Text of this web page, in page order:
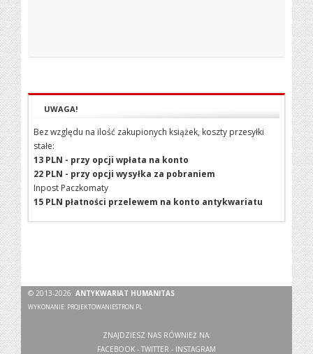
UWAGA!
Bez względu na ilość zakupionych książek, koszty przesyłki
stałe:
13 PLN - przy opcji wpłata na konto
22 PLN - przy opcji wysyłka za pobraniem
Inpost Paczkomaty
15 PLN płatności przelewem na konto antykwariatu
© 2013-2026ANTYKWARIAT HUMANITAS
WYKONANIE: PROJEKTOWANIESTRON.PL
ZNAJDZIESZ NAS RÓWNIEŻ NA:
FACEBOOK - TWITTER - INSTAGRAM